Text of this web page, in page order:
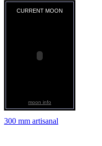
CURRENT MOON
moon info
300 mm artisanal